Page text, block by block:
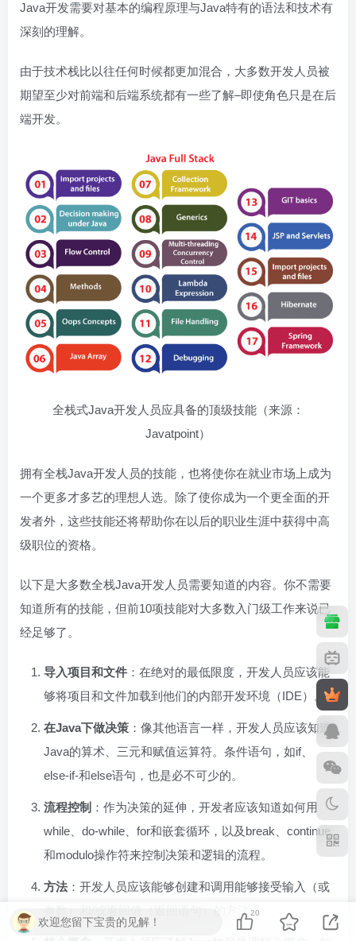
Java开发需要对基本的编程原理与Java特有的语法和技术有
深刻的理解。
由于技术栈比以往任何时候都更加混合，大多数开发人员被
期望至少对前端和后端系统都有一些了解–即使角色只是在后
端开发。
全栈式Java开发人员应具备的顶级技能（来源：
Javatpoint）
拥有全栈Java开发人员的技能，也将使你在就业市场上成为
一个更多才多艺的理想人选。除了使你成为一个更全面的开
发者外，这些技能还将帮助你在以后的职业生涯中获得中高
级职位的资格。
以下是大多数全栈Java开发人员需要知道的内容。你不需要
知道所有的技能，但前10项技能对大多数入门级工作来说已
经足够了。
导入项目和文件 ：在绝对的最低限度，开发人员应该能
够将项目和文件加载到他们的内部开发环境（IDE）。
在Java下做决策 ：像其他语言一样，开发人员应该知道
Java的算术、三元和赋值运算符。条件语句，如if、
else-if-和else语句，也是必不可少的。
流程控制 ：作为决策的延伸，开发者应该知道如何用
while、do-while、for和嵌套循环，以及break、continue
和modulo操作符来控制决策和逻辑的流程。
方法 ：开发人员应该能够创建和调用能够接受输入（或
参数）和/或返回值（返回语句）的方法。
欢迎您留下宝贵的见解！
20